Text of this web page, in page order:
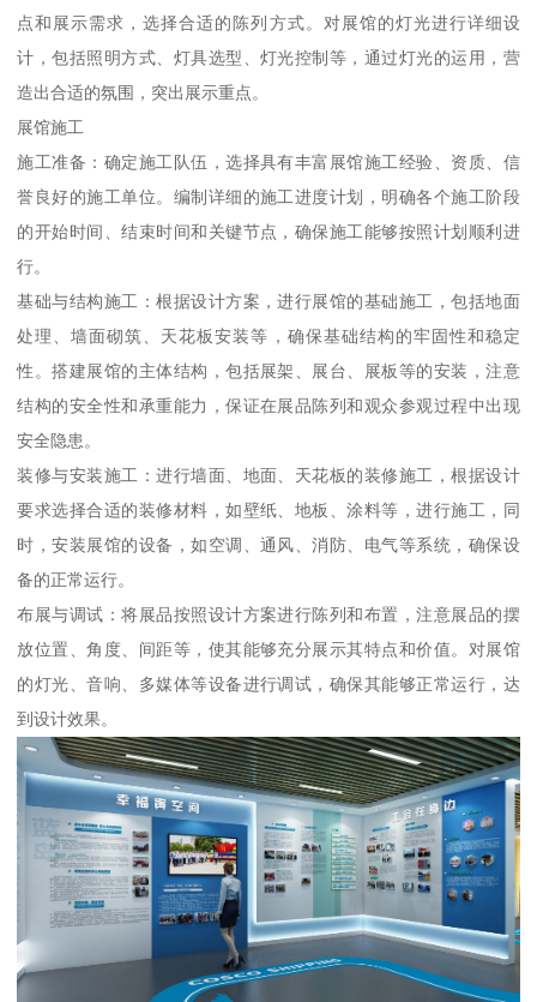
点和展示需求，选择合适的陈列方式。对展馆的灯光进行详细设
计，包括照明方式、灯具选型、灯光控制等，通过灯光的运用，营
造出合适的氛围，突出展示重点。
展馆施工
施工准备：确定施工队伍，选择具有丰富展馆施工经验、资质、信
誉良好的施工单位。编制详细的施工进度计划，明确各个施工阶段
的开始时间、结束时间和关键节点，确保施工能够按照计划顺利进
行。
基础与结构施工：根据设计方案，进行展馆的基础施工，包括地面
处理、墙面砌筑、天花板安装等，确保基础结构的牢固性和稳定
性。搭建展馆的主体结构，包括展架、展台、展板等的安装，注意
结构的安全性和承重能力，保证在展品陈列和观众参观过程中出现
安全隐患。
装修与安装施工：进行墙面、地面、天花板的装修施工，根据设计
要求选择合适的装修材料，如壁纸、地板、涂料等，进行施工，同
时，安装展馆的设备，如空调、通风、消防、电气等系统，确保设
备的正常运行。
布展与调试：将展品按照设计方案进行陈列和布置，注意展品的摆
放位置、角度、间距等，使其能够充分展示其特点和价值。对展馆
的灯光、音响、多媒体等设备进行调试，确保其能够正常运行，达
到设计效果。